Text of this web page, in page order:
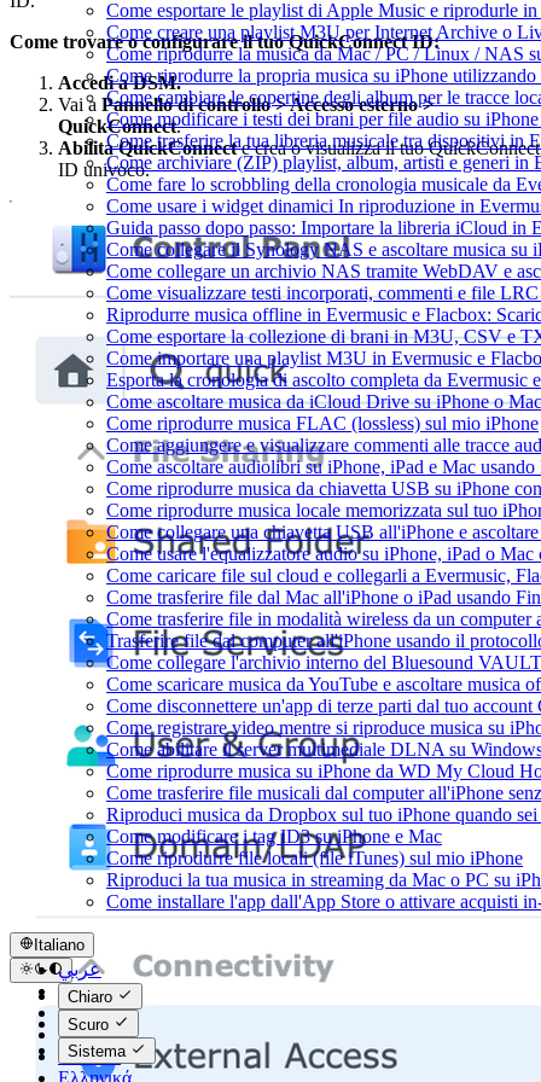
Come esportare le playlist di Apple Music e riprodurle
Come creare una playlist M3U per Internet Archive o
Come riprodurre la musica da Mac / PC / Linux / NAS
Come riprodurre la propria musica su iPhone utilizzando
Come cambiare le copertine degli album per le tracce
Come modificare i testi dei brani per file audio su
Come trasferire la tua libreria musicale tra dispositivi in
Come archiviare (ZIP) playlist, album, artisti e generi
Come fare lo scrobbling della cronologia musicale da
Come usare i widget dinamici In riproduzione in
Guida passo dopo passo: Importare la libreria iCloud in
Come collegare il Synology NAS e ascoltare musica su
Come collegare un archivio NAS tramite WebDAV e
Come visualizzare testi incorporati, commenti e file
Riprodurre musica offline in Evermusic e Flacbox:
Come esportare la collezione di brani in M3U, CSV e
Come importare una playlist M3U in Evermusic e
Esporta la cronologia di ascolto completa da Evermusic
Come ascoltare musica da iCloud Drive su iPhone o Mac
Come riprodurre musica FLAC (lossless) sul mio iPhone
Come aggiungere e visualizzare commenti alle tracce
Come ascoltare audiolibri su iPhone, iPad e Mac
Come riprodurre musica da chiavetta USB su iPhone
Come riprodurre musica locale memorizzata sul tuo
Come collegare una chiavetta USB all'iPhone e
Come usare l'equalizzatore audio su iPhone, iPad o
Come caricare file sul cloud e collegarli a Evermusic,
Come trasferire file dal Mac all'iPhone o iPad usando
Come trasferire file in modalità wireless da un
Trasferire file dal computer all'iPhone usando il
Come collegare l'archivio interno del Bluesound
Come scaricare musica da YouTube e ascoltare musica
Come disconnettere un'app di terze parti dal tuo account
Come registrare video mentre si riproduce musica su
Come abilitare il server multimediale DLNA su
Come riprodurre musica su iPhone da WD My Cloud
Come trasferire file musicali dal computer all'iPhone
Riproduci musica da Dropbox sul tuo iPhone quando
Come modificare i tag ID3 su iPhone e Mac
Come riprodurre file locali (file iTunes) sul mio iPhone
Riproduci la tua musica in streaming da Mac o PC su
Come installare l'app dall'App Store o attivare acquisti
Italiano
عربي
Català
Čeština
Dansk
Deutsch
Ελληνικά
Chiaro
Scuro
Sistema
Come trovare o configurare il tuo QuickConnect ID:
Accedi a DSM.
Vai a Pannello di controllo > Accesso esterno >
QuickConnect.
Abilita QuickConnecte crea o visualizza il tuo QuickConnect
ID univoco.